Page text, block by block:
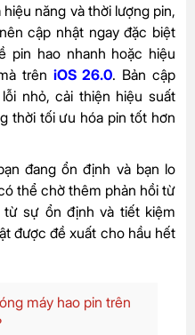
năng và thời lượng pin,
cập nhật ngay đặc biệt
pin hao nhanh hoặc hiệu
trên iOS 26.0. Bản cập
nhỏ, cải thiện hiệu suất
thời tối ưu hóa pin tốt hơn
đang ổn định và bạn lo
thể chờ thêm phản hồi từ
sự ổn định và tiết kiệm
được đề xuất cho hầu hết
máy hao pin trên